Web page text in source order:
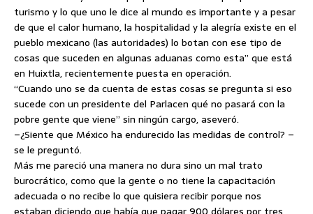
turismo y lo que uno le dice al mundo es importante y a pesar
de que el calor humano, la hospitalidad y la alegría existe en el
pueblo mexicano (las autoridades) lo botan con ese tipo de
cosas que suceden en algunas aduanas como esta” que está
en Huixtla, recientemente puesta en operación.
“Cuando uno se da cuenta de estas cosas se pregunta si eso
sucede con un presidente del Parlacen qué no pasará con la
pobre gente que viene” sin ningún cargo, aseveró.
–¿Siente que México ha endurecido las medidas de control? –
se le preguntó.
Más me pareció una manera no dura sino un mal trato
burocrático, como que la gente o no tiene la capacitación
adecuada o no recibe lo que quisiera recibir porque nos